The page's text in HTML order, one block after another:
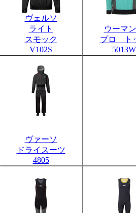
ヴェルソ
ライト
スモック
V102S
ウーマ
プロ ト
5013W
ヴァーソ
ドライスーツ
4805